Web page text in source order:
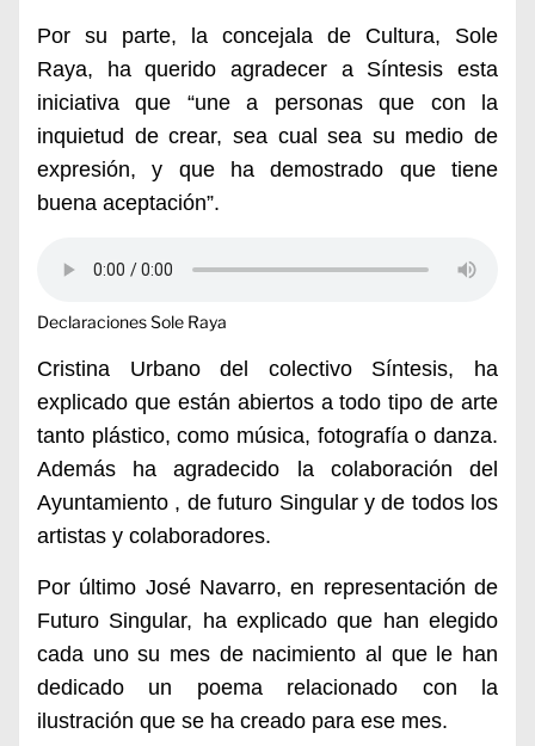
Por su parte, la concejala de Cultura, Sole
Raya, ha querido agradecer a Síntesis esta
iniciativa que “une a personas que con la
inquietud de crear, sea cual sea su medio de
expresión, y que ha demostrado que tiene
buena aceptación”.
Declaraciones Sole Raya
Cristina Urbano del colectivo Síntesis, ha
explicado que están abiertos a todo tipo de arte
tanto plástico, como música, fotografía o danza.
Además ha agradecido la colaboración del
Ayuntamiento , de futuro Singular y de todos los
artistas y colaboradores.
Por último José Navarro, en representación de
Futuro Singular, ha explicado que han elegido
cada uno su mes de nacimiento al que le han
dedicado un poema relacionado con la
ilustración que se ha creado para ese mes.